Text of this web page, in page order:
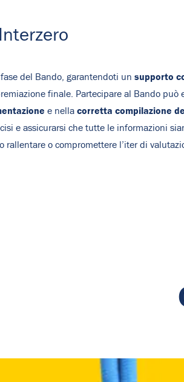
del Bando, garantendoti un supporto
finale. Partecipare al Bando
e nella corretta compilazione
e assicurarsi che tutte le informazioni
rallentare o compromettere l’iter di